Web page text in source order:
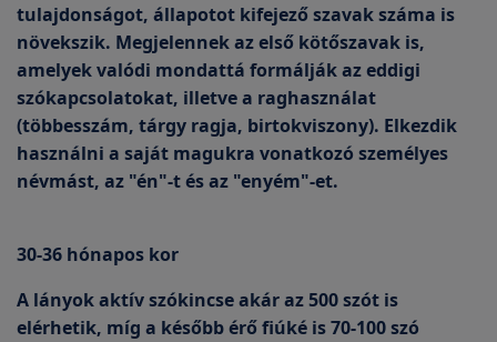
tulajdonságot, állapotot kifejező szavak száma is
növekszik. Megjelennek az első kötőszavak is,
amelyek valódi mondattá formálják az eddigi
szókapcsolatokat, illetve a raghasználat
(többesszám, tárgy ragja, birtokviszony). Elkezdik
használni a saját magukra vonatkozó személyes
névmást, az "én"-t és az "enyém"-et.
30-36 hónapos kor
A lányok aktív szókincse akár az 500 szót is
elérhetik, míg a később érő fiúké is 70-100 szó